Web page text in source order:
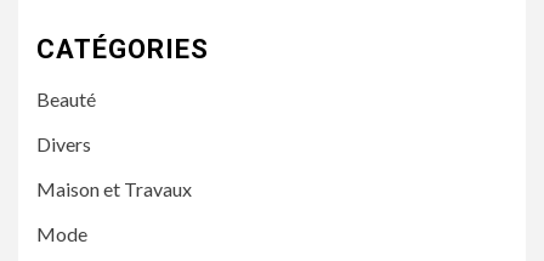
CATÉGORIES
Beauté
Divers
Maison et Travaux
Mode